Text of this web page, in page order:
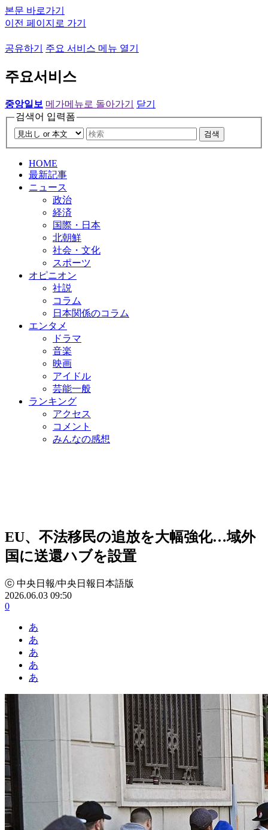
본문 바로가기
이전 페이지로 가기
공유하기 주요 서비스 메뉴 열기
주요서비스
중앙일보 메가메뉴로 돌아가기
닫기
검색어 입력폼
검색
HOME
最新記事
ニュース
政治
経済
国際・日本
北朝鮮
社会・文化
スポーツ
オピニオン
社説
コラム
日本関係のコラム
エンタメ
ドラマ
音楽
映画
アイドル
芸能一般
ランキング
アクセス
コメント
みんなの感想
EU、不法移民の追放を大幅強化…域外
国に送還ハブを設置
ⓒ 中央日報/中央日報日本語版
2026.06.03 09:50
0
あ
あ
あ
あ
あ